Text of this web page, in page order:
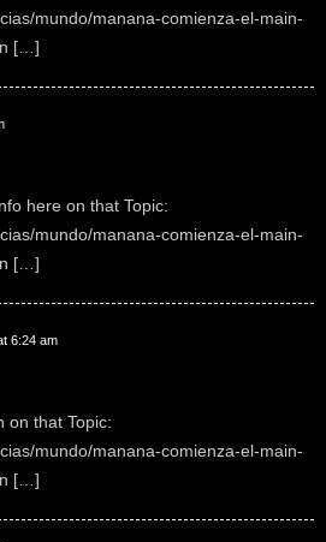
mundo/manana-comienza-el-main-
[…]
here on that Topic:
mundo/manana-comienza-el-main-
[…]
6:24 am
that Topic:
mundo/manana-comienza-el-main-
[…]